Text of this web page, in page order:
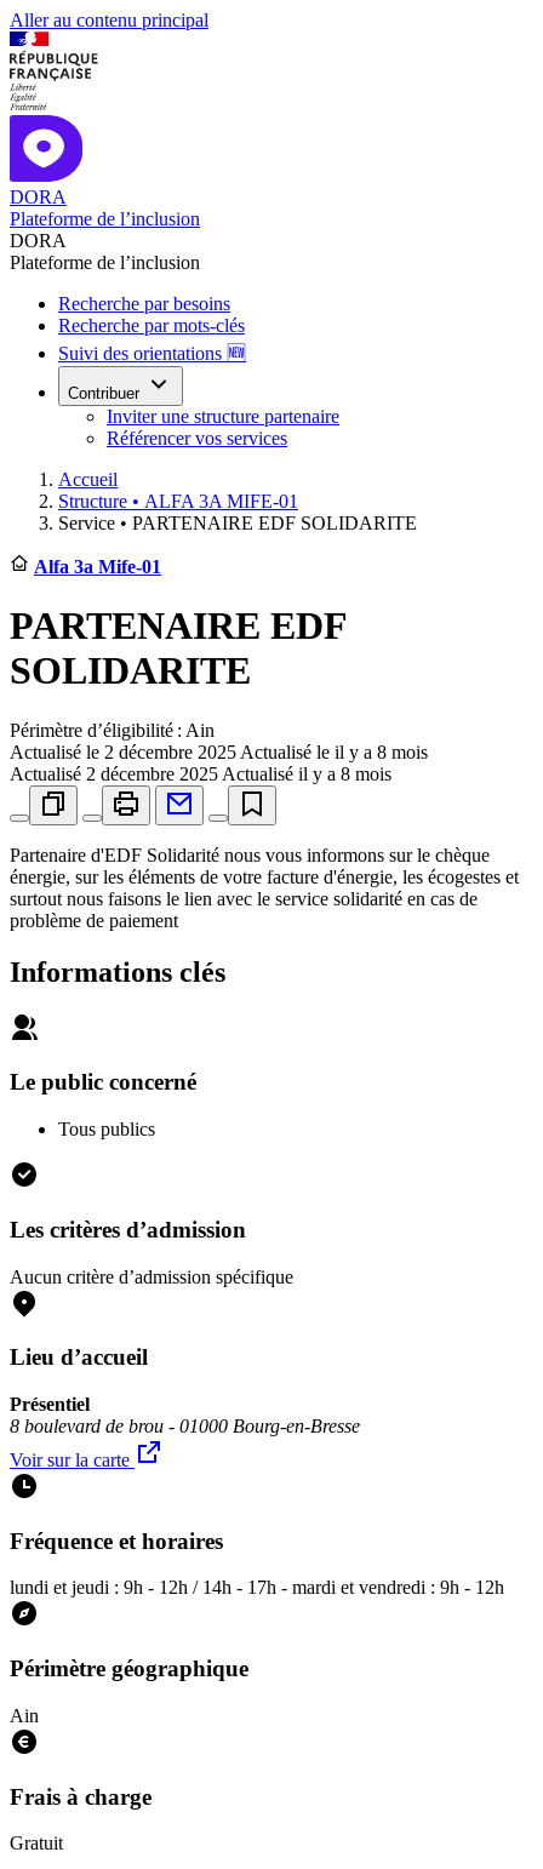
Aller au contenu principal
DORA
Plateforme de l’inclusion
DORA
Plateforme de l’inclusion
Recherche par besoins
Recherche par mots-clés
Suivi des orientations 🆕
Contribuer
Inviter une structure partenaire
Référencer vos services
Accueil
Structure • ALFA 3A MIFE-01
Service • PARTENAIRE EDF SOLIDARITE
Alfa 3a Mife-01
PARTENAIRE EDF
SOLIDARITE
Périmètre d’éligibilité : Ain
Actualisé le 2 décembre 2025 Actualisé le il y a 8 mois
Actualisé 2 décembre 2025 Actualisé il y a 8 mois
Partenaire d'EDF Solidarité nous vous informons sur le chèque
énergie, sur les éléments de votre facture d'énergie, les écogestes et
surtout nous faisons le lien avec le service solidarité en cas de
problème de paiement
Informations clés
Le public concerné
Tous publics
Les critères d’admission
Aucun critère d’admission spécifique
Lieu d’accueil
Présentiel
8 boulevard de brou - 01000 Bourg-en-Bresse
Voir sur la carte
Fréquence et horaires
lundi et jeudi : 9h - 12h / 14h - 17h - mardi et vendredi : 9h - 12h
Périmètre géographique
Ain
Frais à charge
Gratuit